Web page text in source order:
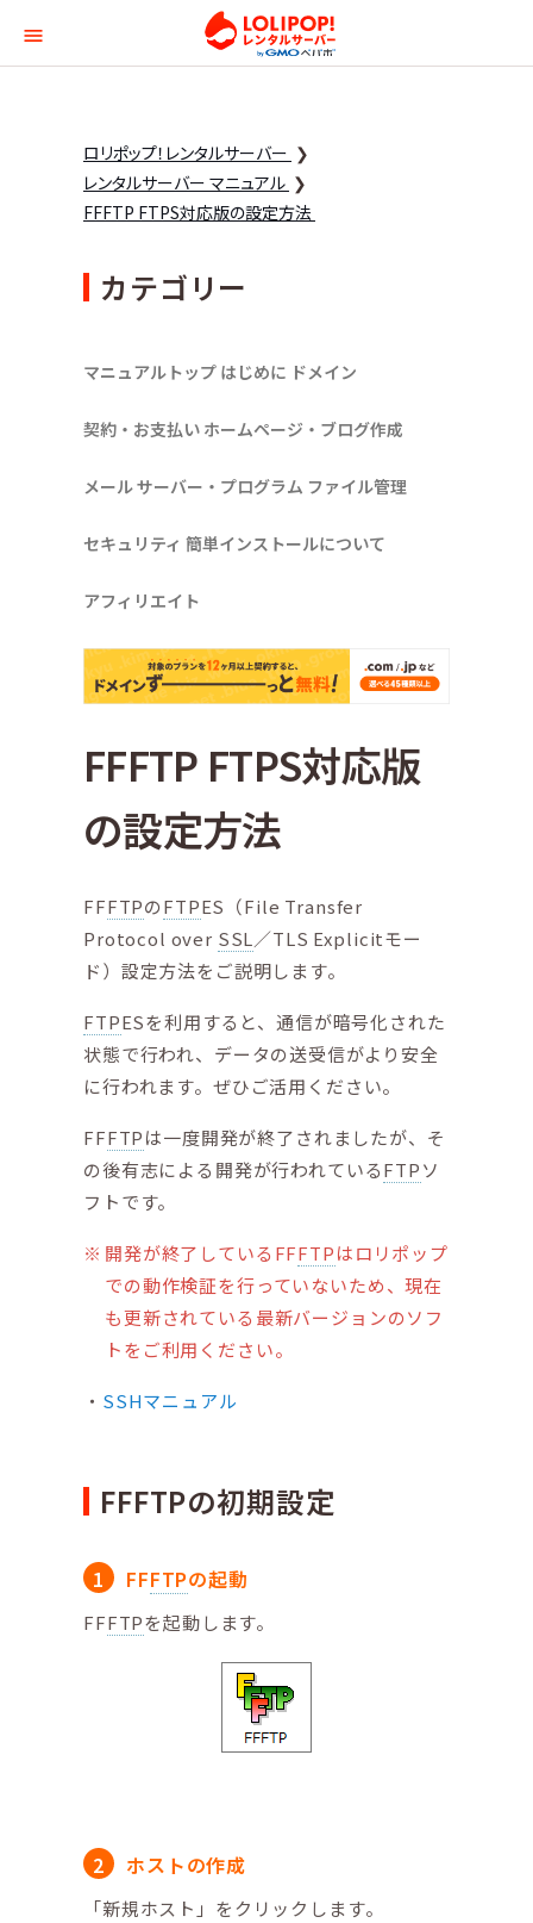
ロリポップ！レンタル
ロリポップ！レンタルサーバー
レンタルサーバー マニュアル
FFFTP FTPS対応版の設定方法
カテゴリー
マニュアルトップ はじめに ドメイン
契約・お支払い ホームページ・ブログ作成
メールサーバー・プログラム ファイル管理
セキュリティ 簡単インストールについて
アフィリエイト
FFFTP FTPS対応版
の設定方法
FFFTPのFTPES（File Transfer
Protocol over SSL／TLS Explicitモー
ド）設定方法をご説明します。
FTPESを利用すると、通信が暗号化された
状態で行われ、データの送受信がより安全
に行われます。ぜひご活用ください。
FFFTPは一度開発が終了されましたが、そ
の後有志による開発が行われているFTPソ
フトです。
開発が終了しているFFFTPはロリポップ
での動作検証を行っていないため、現在
も更新されている最新バージョンのソフ
トをご利用ください。
SSHマニュアル
FFFTPの初期設定
FFFTPの起動
FFFTPを起動します。
ホストの作成
「新規ホスト」をクリックします。